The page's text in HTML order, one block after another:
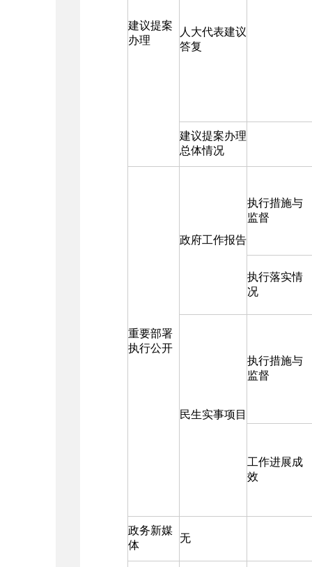
建议提案
办理
人大代表建议
答复
建议提案办理
总体情况
重要部署
执行公开
政府工作报告
执行措施与
监督
执行落实情
况
民生实事项目
执行措施与
监督
工作进展成
效
政务新媒
体
无